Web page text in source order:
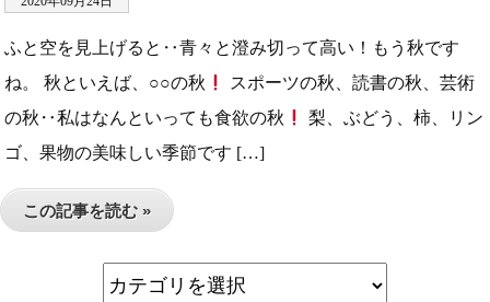
ふと空を見上げると‥青々と澄み切って高い！もう秋です
ね。 秋といえば、○○の秋
スポーツの秋、読書の秋、芸術
の秋‥私はなんといっても食欲の秋
梨、ぶどう、柿、リン
ゴ、果物の美味しい季節です […]
この記事を読む »